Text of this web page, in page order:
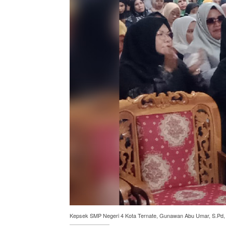
Kepsek SMP Negeri 4 Kota Ternate, Gunawan Abu Umar,